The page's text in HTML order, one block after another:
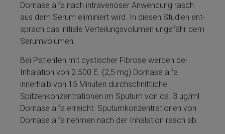
Dor­nase al­fa nach intravenöser Anwendung rasch
aus dem Serum eliminiert wird. In diesen Studien ent­
sprach das initiale Verteilungsvolumen ungefähr dem
Serumvolumen.
Bei Patienten mit cystischer Fibrose werden bei
Inhalation von 2.500 E. (2,5 mg) Dor­nase al­fa
innerhalb von 15 Minuten durchschnittliche
Spitzenkon­zentrationen im Sputum von ca. 3 µg/ml
Dor­nase al­fa erreicht. Sputumkon­zentrationen von
Dor­nase al­fa nehmen nach der Inhalation rasch ab.